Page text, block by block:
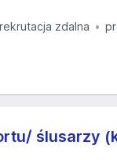
rekrutacja zdalna
ślusarzy